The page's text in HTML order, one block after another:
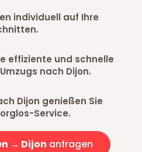
individuell auf Ihre
effiziente und schnelle
nach Dijon.
Dijon genießen Sie
Service.
→ Dijon anfragen